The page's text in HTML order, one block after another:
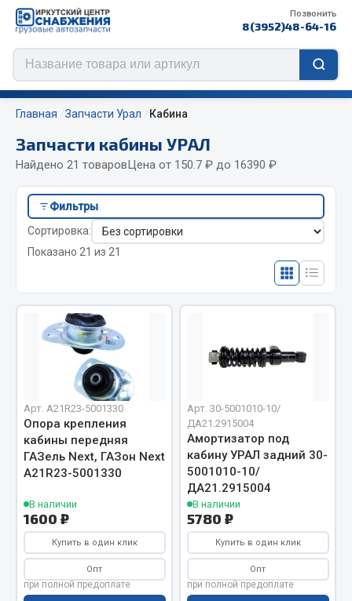
Позвонить
8(3952)48-64-16
Цепи противоскольжения
ЦЕПИ РОССИЯ
ЦЕПИ BOHU (Китай)
Изготовление цепей на колеса BOHU
Весь раздел
Отопители салона, подогреватели
Автономные воздушные отопители
Жидкостные подогреватели
Отопители салона
Подогреватели тосола
Автотовары
Автозвук
Главная Запчасти Урал Кабина
Запчасти кабины УРАЛ
Найдено 21 товаровЦена от 150.7 ₽ до 16390 ₽
Фильтры
Сортировка:
Показано 21 из 21
Арт. A21R23-5001330
Опора крепления
кабины передняя
ГАЗель Next, ГАЗон Next
A21R23-5001330
В наличии
1600 ₽
Купить в один клик
Опт
при полной предоплате
Арт. 30-5001010-10/
ДА21.2915004
Амортизатор под
кабину УРАЛ задний 30-
5001010-10/
ДА21.2915004
В наличии
5780 ₽
Купить в один клик
Опт
при полной предоплате